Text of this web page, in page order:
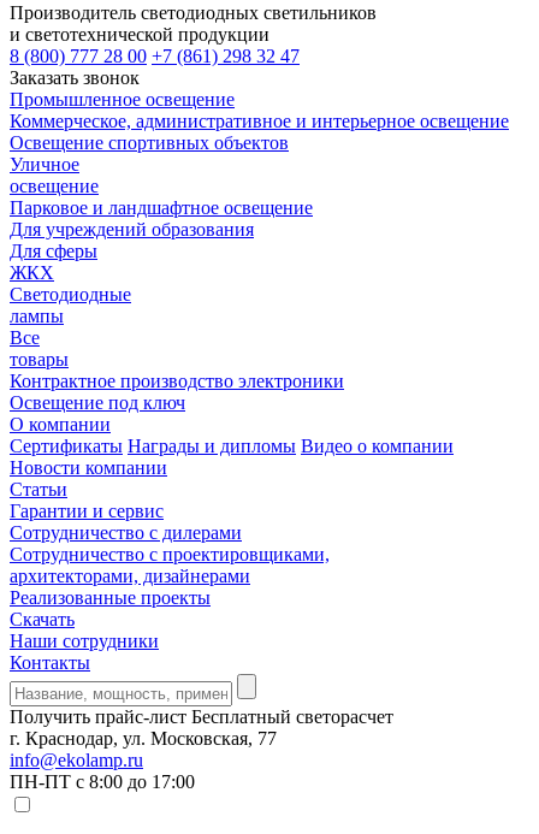
Производитель светодиодных светильников
и светотехнической продукции
8 (800) 777 28 00 +7 (861) 298 32 47
Заказать звонок
Промышленное освещение
Коммерческое, административное и интерьерное освещение
Освещение спортивных объектов
Уличное
освещение
Парковое и ландшафтное освещение
Для учреждений образования
Для сферы
ЖКХ
Светодиодные
лампы
Все
товары
Контрактное производство электроники
Освещение под ключ
О компании
Сертификаты Награды и дипломы Видео о компании
Новости компании
Статьи
Гарантии и сервис
Сотрудничество с дилерами
Сотрудничество с проектировщиками,
архитекторами, дизайнерами
Реализованные проекты
Скачать
Наши сотрудники
Контакты
Получить прайс-лист Бесплатный светорасчет
г. Краснодар, ул. Московская, 77
info@ekolamp.ru
ПН-ПТ с 8:00 до 17:00